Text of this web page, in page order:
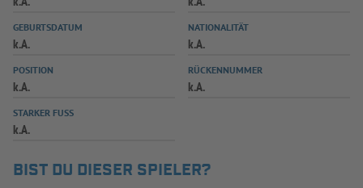
SPIELPLUS
GEBURTSDATUM
k.A.
NATIONALITÄT
k.A.
POSITION
k.A.
RÜCKENNUMMER
k.A.
STARKER FUSS
k.A.
BIST DU DIESER SPIELER?